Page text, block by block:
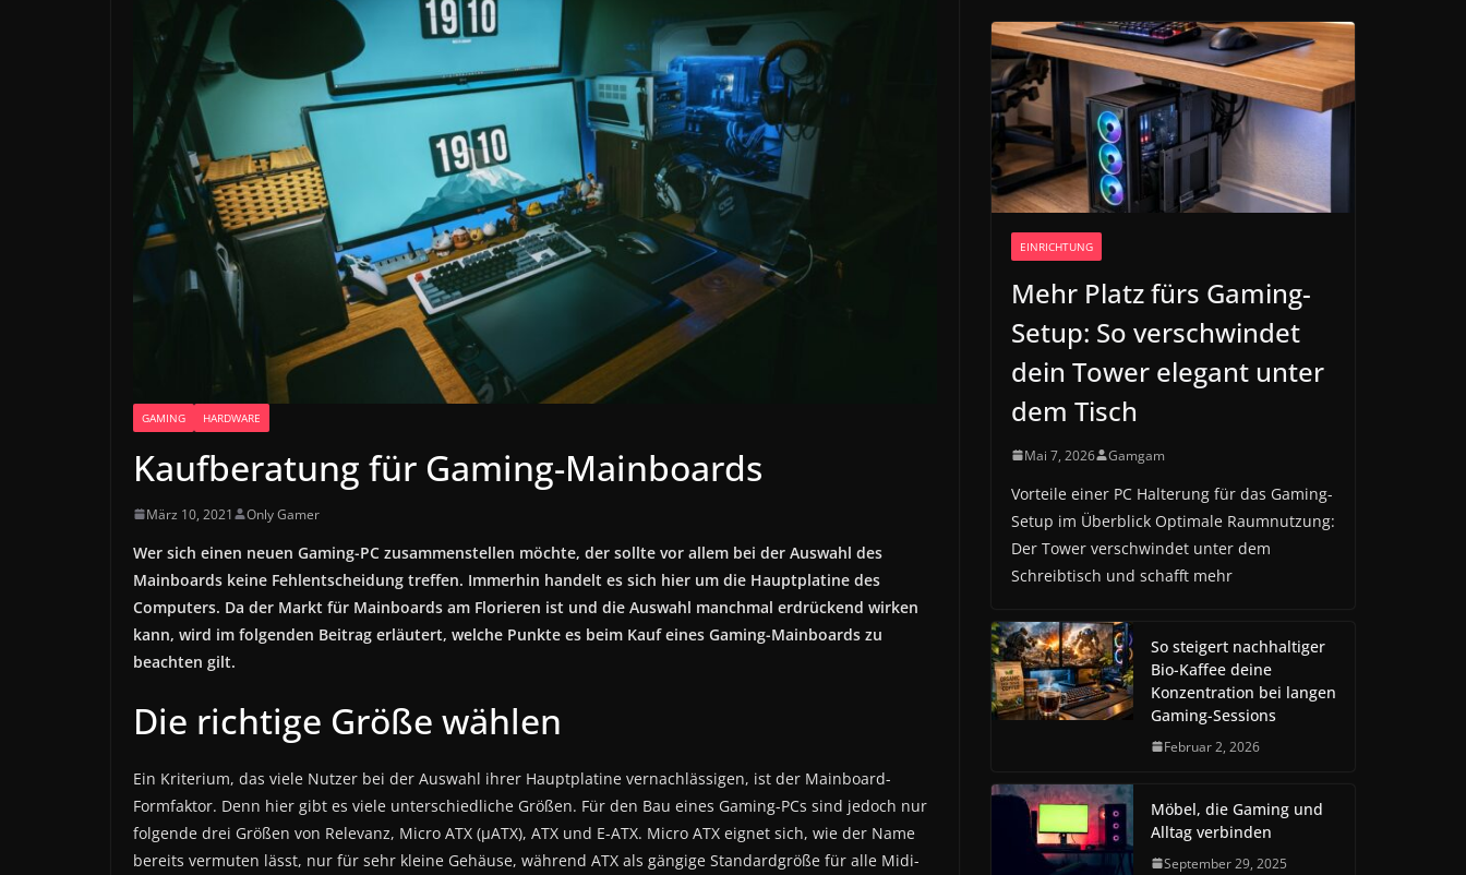
GAMING HARDWARE
Kaufberatung für Gaming-Mainboards
März 10, 2021 Only Gamer
Wer sich einen neuen Gaming-PC zusammenstellen möchte, der sollte vor allem bei der Auswahl des
Mainboards keine Fehlentscheidung treffen. Immerhin handelt es sich hier um die Hauptplatine des
Computers. Da der Markt für Mainboards am Florieren ist und die Auswahl manchmal erdrückend wirken
kann, wird im folgenden Beitrag erläutert, welche Punkte es beim Kauf eines Gaming-Mainboards zu
beachten gilt.
Die richtige Größe wählen
Ein Kriterium, das viele Nutzer bei der Auswahl ihrer Hauptplatine vernachlässigen, ist der Mainboard-
Formfaktor. Denn hier gibt es viele unterschiedliche Größen. Für den Bau eines Gaming-PCs sind jedoch nur
folgende drei Größen von Relevanz, Micro ATX (µATX), ATX und E-ATX. Micro ATX eignet sich, wie der Name
bereits vermuten lässt, nur für sehr kleine Gehäuse, während ATX als gängige Standardgröße für alle Midi-
EINRICHTUNG
Mehr Platz fürs Gaming-
Setup: So verschwindet
dein Tower elegant unter
dem Tisch
Mai 7, 2026 Gamgam
Vorteile einer PC Halterung für das Gaming-
Setup im Überblick Optimale Raumnutzung:
Der Tower verschwindet unter dem
Schreibtisch und schafft mehr
So steigert nachhaltiger
Bio-Kaffee deine
Konzentration bei langen
Gaming-Sessions
Februar 2, 2026
Möbel, die Gaming und
Alltag verbinden
September 29, 2025